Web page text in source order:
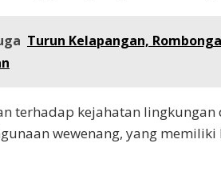
Turun Kelapangan,
terhadap kejahatan
wewenang, yang